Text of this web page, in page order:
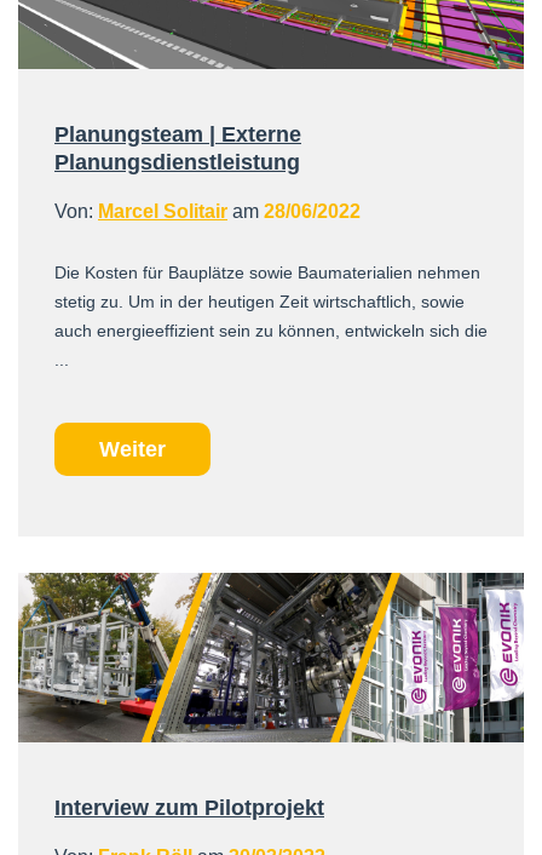
Planungsteam | Externe
Planungsdienstleistung
Von: Marcel Solitair am 28/06/2022
Die Kosten für Bauplätze sowie Baumaterialien nehmen
stetig zu. Um in der heutigen Zeit wirtschaftlich, sowie
auch energieeffizient sein zu können, entwickeln sich die
Weiter
Interview zum Pilotprojekt